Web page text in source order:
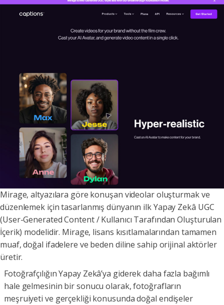
Mirage, altyazılara göre konuşan videolar oluşturmak ve
düzenlemek için tasarlanmış dünyanın ilk Yapay Zekâ UGC
(User-Generated Content / Kullanıcı Tarafından Oluşturulan
İçerik) modelidir. Mirage, lisans kısıtlamalarından tamamen
muaf, doğal ifadelere ve beden diline sahip orijinal aktörler
üretir.
Fotoğrafçılığın Yapay Zekâ’ya giderek daha fazla bağımlı
hale gelmesinin bir sonucu olarak, fotoğrafların
meşruiyeti ve gerçekliği konusunda doğal endişeler